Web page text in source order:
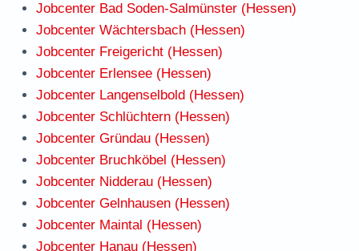
Jobcenter Bad Soden-Salmünster (Hessen)
Jobcenter Wächtersbach (Hessen)
Jobcenter Freigericht (Hessen)
Jobcenter Erlensee (Hessen)
Jobcenter Langenselbold (Hessen)
Jobcenter Schlüchtern (Hessen)
Jobcenter Gründau (Hessen)
Jobcenter Bruchköbel (Hessen)
Jobcenter Nidderau (Hessen)
Jobcenter Gelnhausen (Hessen)
Jobcenter Maintal (Hessen)
Jobcenter Hanau (Hessen)